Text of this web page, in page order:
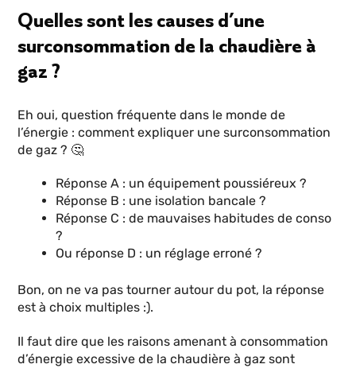
Quelles sont les causes d’une
surconsommation de la chaudière à
gaz ?
Eh oui, question fréquente dans le monde de
l’énergie : comment expliquer une surconsommation
de gaz ? 🤔
Réponse A : un équipement poussiéreux ?
Réponse B : une isolation bancale ?
Réponse C : de mauvaises habitudes de conso
?
Ou réponse D : un réglage erroné ?
Bon, on ne va pas tourner autour du pot, la réponse
est à choix multiples :).
Il faut dire que les raisons amenant à consommation
d’énergie excessive de la chaudière à gaz sont